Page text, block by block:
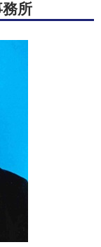
務所